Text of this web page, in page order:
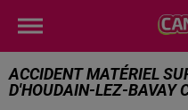
ACCIDENT MATÉRIEL
D'HOUDAIN-LEZ-BAVAY